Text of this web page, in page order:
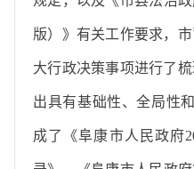
版）》有关工作要求，
大行政决策事项进行了
出具有基础性、全局性
成了《阜康市人民政府